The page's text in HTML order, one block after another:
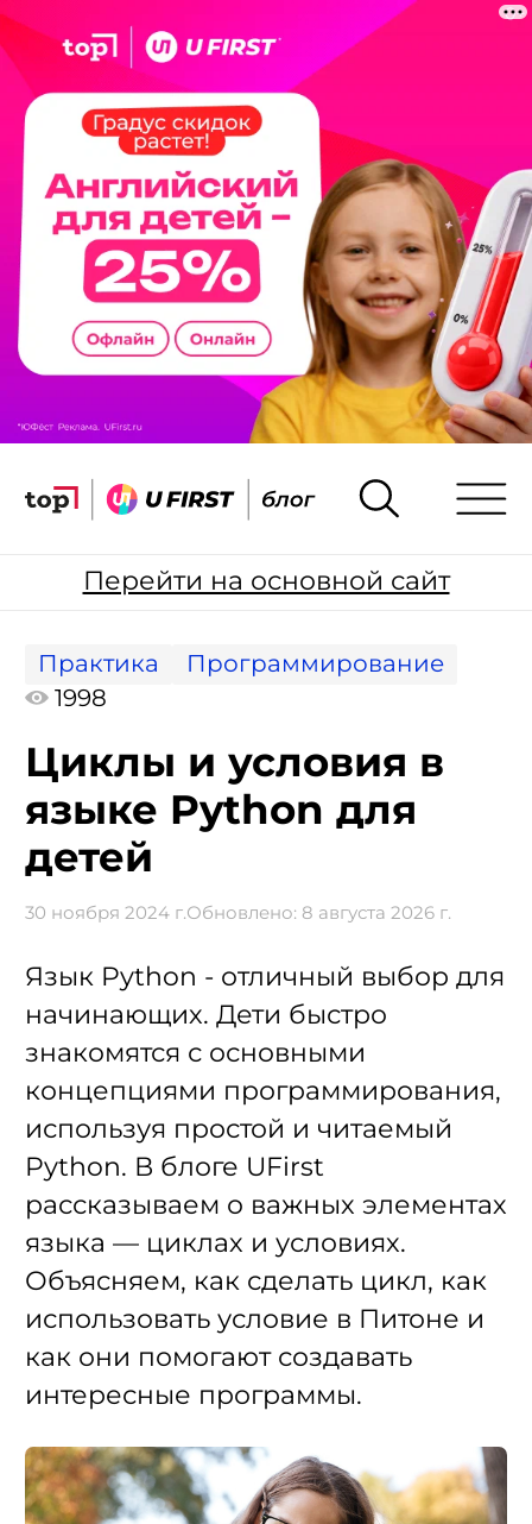
Перейти на основной сайт
Практика
Программирование
1998
Циклы и условия в
языке Python для
детей
30 ноября 2024 г.Обновлено: 8 августа 2026 г.
Язык Python - отличный выбор для
начинающих. Дети быстро
знакомятся с основными
концепциями программирования,
используя простой и читаемый
Python. В блоге UFirst
рассказываем о важных элементах
языка — циклах и условиях.
Объясняем, как сделать цикл, как
использовать условие в Питоне и
как они помогают создавать
интересные программы.